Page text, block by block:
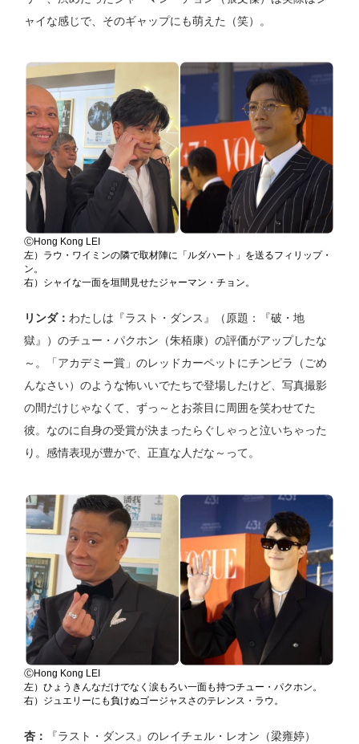
ャイな感じで、そのギャップにも萌えた（笑）。
ⒸHong Kong LEI
左）ラウ・ワイミンの隣で取材陣に「ルダハート」を送るフィリップ・
ン。
右）シャイな一面を垣間見せたジャーマン・チョン。
リンダ： わたしは『ラスト・ダンス』（原題：『破・地
獄』）のチュー・パクホン（朱栢康）の評価がアップしたな
～。「アカデミー賞」のレッドカーペットにチンピラ（ごめ
んなさい）のような怖いいでたちで登場したけど、写真撮影
の間だけじゃなくて、ずっ～とお茶目に周囲を笑わせてた
彼。なのに自身の受賞が決まったらぐしゃっと泣いちゃった
り。感情表現が豊かで、正直な人だな～って。
ⒸHong Kong LEI
左）ひょうきんなだけでなく涙もろい一面も持つチュー・パクホン。
右）ジュエリーにも負けぬゴージャスさのテレンス・ラウ。
杏：
『ラスト・ダンス』のレイチェル・レオン（梁雍婷）